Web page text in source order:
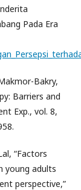
Pada Era
Bakry,
Barriers and
Exp., vol. 8,
“Factors
young adults
perspective,”